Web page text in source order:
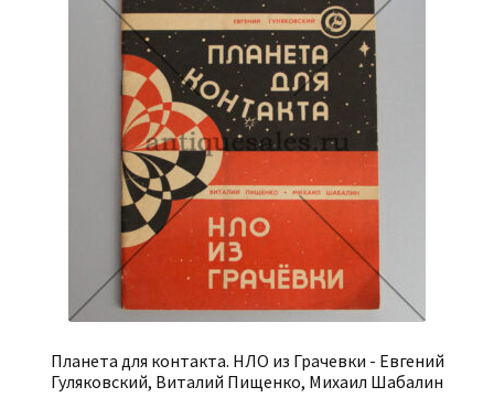
Планета для контакта. НЛО из Грачевки - Евгений
Гуляковский, Виталий Пищенко, Михаил Шабалин